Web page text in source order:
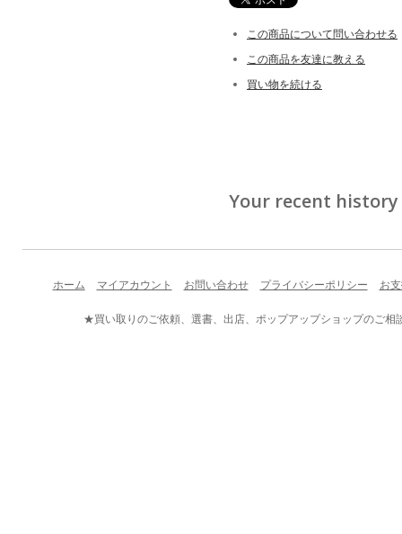
この商品について問い合わせる
この商品を友達に教える
買い物を続ける
Your recent history
ホーム マイアカウント お問い合わせ プライバシーポリシー お
★買い取りのご依頼、選書、出店、ポップアップショップのご